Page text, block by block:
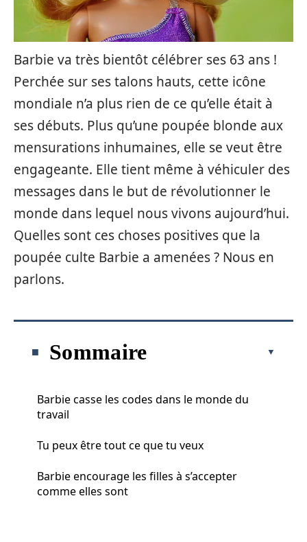
Barbie va très bientôt célébrer ses 63 ans !
Perchée sur ses talons hauts, cette icône
mondiale n’a plus rien de ce qu’elle était à
ses débuts. Plus qu’une poupée blonde aux
mensurations inhumaines, elle se veut être
engageante. Elle tient même à véhiculer des
messages dans le but de révolutionner le
monde dans lequel nous vivons aujourd’hui.
Quelles sont ces choses positives que la
poupée culte Barbie a amenées ? Nous en
parlons.
Sommaire
Barbie casse les codes dans le monde du
travail
Tu peux être tout ce que tu veux
Barbie encourage les filles à s’accepter
comme elles sont